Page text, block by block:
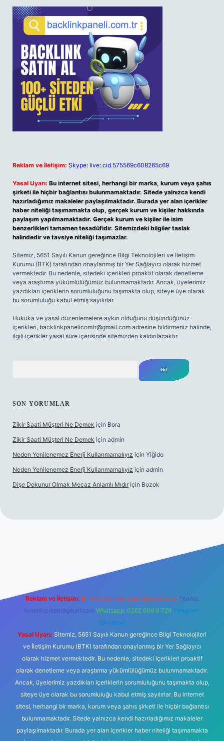
Reklam ve İletişim: Skype: live:.cid.575569c608265c69
Yasal Uyarı: Bu internet sitesi, herhangi bir marka, kurum veya şahıs
şirketi ile hiçbir bağlantısı bulunmamaktadır. Sitede yalnızca kendi
hazırladığımız makaleler paylaşılmaktadır. Burada yer alan içerikler
haber niteliği taşımamakta olup, gerçek kurum ve kişiler hakkında
paylaşım yapılmamaktadır. Gerçek kurum ve kişiler ile isim
benzerlikleri tamamen tesadüfidir. Sitemizdeki bilgiler taslak
halindedir ve tavsiye niteliği taşımazlar.
Sitemiz, 5651 Sayılı Kanun gereğince Bilgi Teknolojileri ve İletişim
Kurumu (BTK) tarafından onaylanmış bir Yer Sağlayıcı olarak hizmet
vermektedir. Bu nedenle, sitedeki içerikleri proaktif olarak denetleme
veya araştırma yükümlülüğümüz bulunmamaktadır. Ancak, üyelerimiz
yazdıkları içeriklerin sorumluluğunu taşımakta olup, siteye üye olarak
bu sorumluluğu kabul etmiş sayılırlar.
Hukuka ve yasal düzenlemelere aykırı olduğunu düşündüğünüz
içerikleri, backlinkpanelicomtr@gmail.com adresine bildirmeniz halinde,
ilgili içerikler yasal süre içerisinde sitemizden kaldırılacaktır.
SON YORUMLAR
Zikir Saati Müşteri Ne Demek için Bora
Zikir Saati Müşteri Ne Demek için admin
Neden Yenilenemez Enerji Kullanmamalıyız için Yiğido
Neden Yenilenemez Enerji Kullanmamalıyız için admin
Dişe Dokunur Olmak Mecaz Anlamlı Mıdır için Bozok
Reklam ve İletişim: E-mail: backlinkpaneli@gmail.com Teams:
forumhizmeti@gmail.com Whatsapp: 0262 606 0 726 Telegram:
@karabul
Yasal Uyarı: Sitemiz, 5651 Sayılı Kanun gereğince Bilgi Teknolojileri
ve İletişim Kurumu (BTK) tarafından onaylanmış bir Yer Sağlayıcı
olarak hizmet vermektedir. Bu nedenle, sitedeki içerikleri proaktif
olarak denetleme veya araştırma yükümlülüğümüz bulunmamaktadır.
Ancak, üyelerimiz yazdıkları içeriklerin sorumluluğunu taşımakta olup,
siteye üye olarak bu sorumluluğu kabul etmiş sayılırlar. Bu internet
sitesi, herhangi bir marka, kurum veya şahıs şirketi ile hiçbir bağlantısı
bulunmamaktadır. Sitede yalnızca kendi hazırladığımız makaleler
paylaşılmaktadır. Burada yer alan içerikler haber niteliği taşımamakta